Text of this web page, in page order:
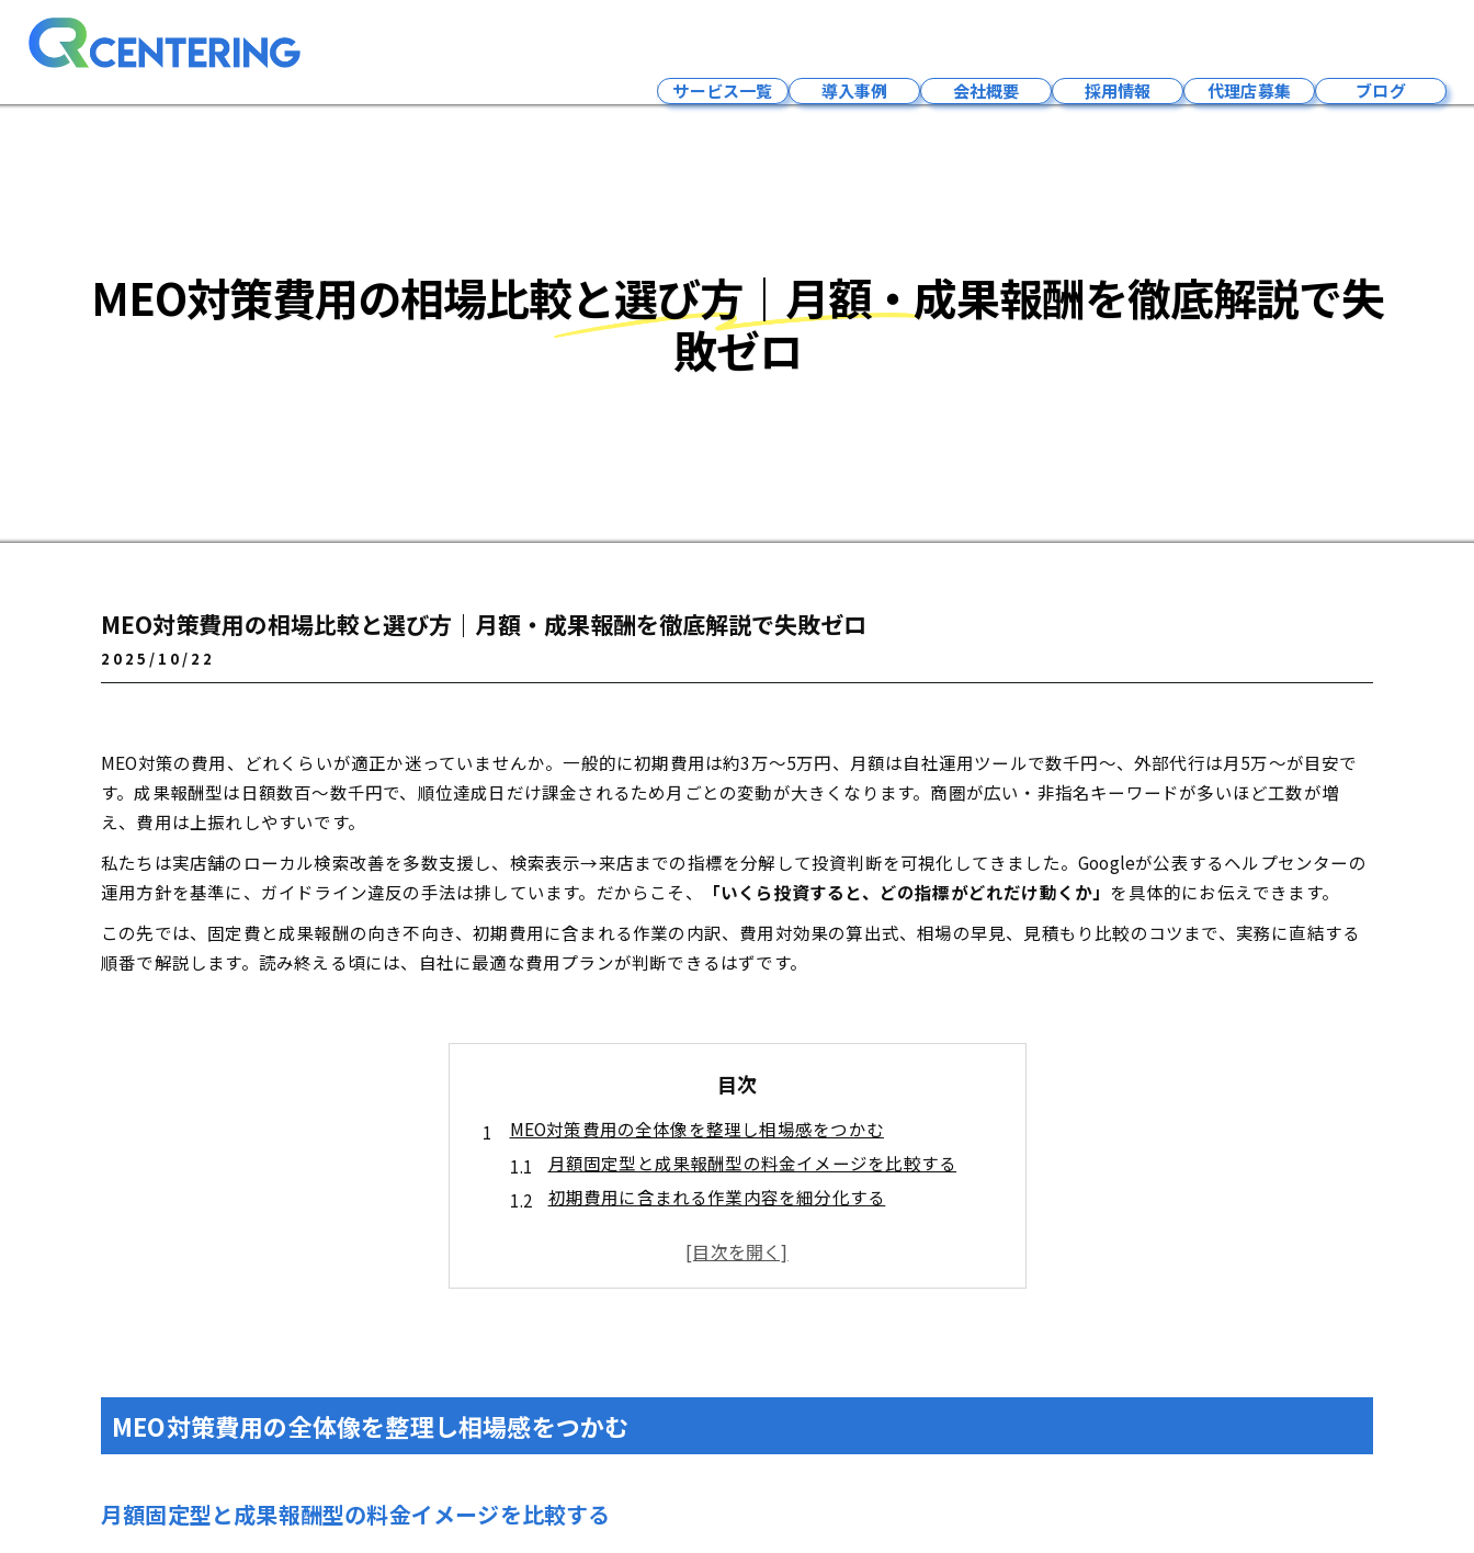
サービス一覧
LLMO×MEO対策
LLMO×HP制作
予約システム
導入事例 会社概要 採用情報
社員紹介
事業内容
代理店募集 ブログ
MEO対策費用の相場比較と選び方｜月額・成果報酬を徹底解説で失
敗ゼロ
MEO対策費用の相場比較と選び方｜月額・成果報酬を徹底解説で失敗ゼロ
2025/10/22
MEO対策の費用、どれくらいが適正か迷っていませんか。一般的に初期費用は約3万～5万円、月額は自社運用ツールで数千円～、外部代行は月5万～が目安で
す。成果報酬型は日額数百～数千円で、順位達成日だけ課金されるため月ごとの変動が大きくなります。商圏が広い・非指名キーワードが多いほど工数が増
え、費用は上振れしやすいです。
私たちは実店舗のローカル検索改善を多数支援し、検索表示→来店までの指標を分解して投資判断を可視化してきました。Googleが公表するヘルプセンターの
運用方針を基準に、ガイドライン違反の手法は排しています。だからこそ、
「いくら投資すると、どの指標がどれだけ動くか」 を具体的にお伝えできます。
この先では、固定費と成果報酬の向き不向き、初期費用に含まれる作業の内訳、費用対効果の算出式、相場の早見、見積もり比較のコツまで、実務に直結する
順番で解説します。読み終える頃には、自社に最適な費用プランが判断できるはずです。
目次
MEO対策費用の全体像を整理し相場感をつかむ
月額固定型と成果報酬型の料金イメージを比較する
初期費用に含まれる作業内容を細分化する
成果報酬型のメリットとデメリットを実例で理解する
MEO対策を自分で行い費用を抑えるための運用手順
プロフィールとカテゴリ選定で基礎を固めるやり方
MEO対策の費用に影響する要素をチェックリストで確認する
MEO対策費用の全体像を整理し相場感をつかむ
月額固定型と成果報酬型の料金イメージを比較する